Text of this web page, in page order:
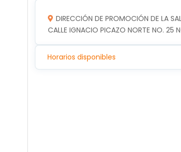
DIRECCIÓN DE PROMOCIÓN DE LA
CALLE IGNACIO PICAZO NORTE NO. 25
Horarios disponibles